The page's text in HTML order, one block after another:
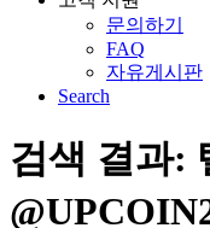
문의하기
FAQ
자유게시판
Search
검색 결과: